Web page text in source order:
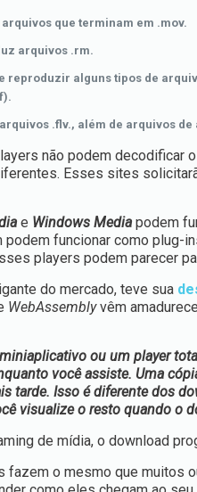
que terminam em .mov.
arquivos .rm.
reproduzir alguns tipos de
.flv., além de arquivos de
não podem decodificar
Esses sites
e Windows Media podem
funcionar como plug-
players podem parecer
do mercado, teve sua
WebAssemblyvêm
ou um player
você assiste. Uma
tarde. Isso é diferente dos
visualize o resto quando o
de mídia, o download
o mesmo que muitos